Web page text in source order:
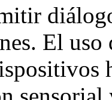
El uso